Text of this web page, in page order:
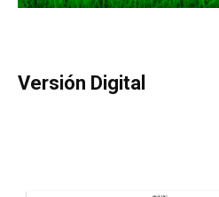
Versión Digital